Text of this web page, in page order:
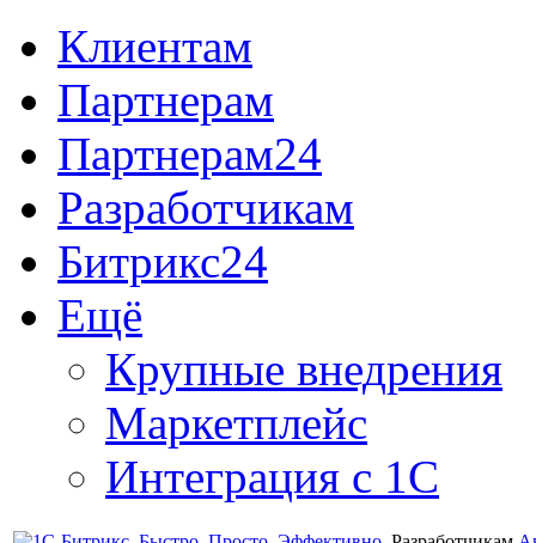
Клиентам
Партнерам
Партнерам24
Разработчикам
Битрикс24
Ещё
Крупные внедрения
Маркетплейс
Интеграция с 1С